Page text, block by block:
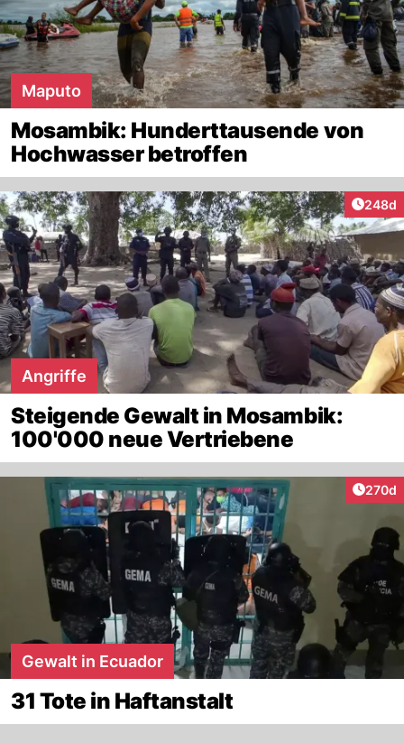
Maputo
Mosambik: Hunderttausende von
Hochwasser betroffen
248d
Angriffe
Steigende Gewalt in Mosambik:
100'000 neue Vertriebene
270d
Gewalt in Ecuador
31 Tote in Haftanstalt